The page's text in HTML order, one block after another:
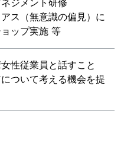
ジメント研修
ス（無意識の偏見）に
ップ実施 等
性従業員と話すこと
ついて考える機会を提